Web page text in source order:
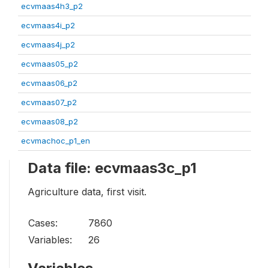
ecvmaas4h3_p2
ecvmaas4i_p2
ecvmaas4j_p2
ecvmaas05_p2
ecvmaas06_p2
ecvmaas07_p2
ecvmaas08_p2
ecvmachoc_p1_en
Data file: ecvmaas3c_p1
Agriculture data, first visit.
Cases:
7860
Variables:
26